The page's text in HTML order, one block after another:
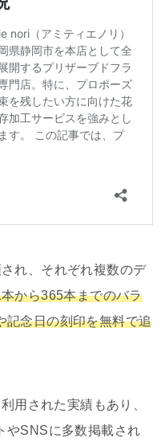
れ、それぞれ複数のデ
から365本までのバラ
記念日の刻印を無料で追
用された実績もあり、
やSNSに多数掲載され